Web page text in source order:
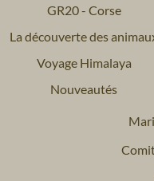
GR20 - Corse
La découverte des
Voyage Himalaya
Nouveautés